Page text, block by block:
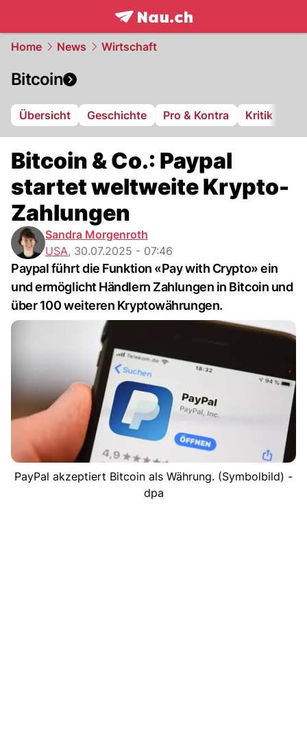
frontpage.NAU.ch
Home News Wirtschaft
Bitcoin
Übersicht Geschichte Pro & Kontra Kritik
Bitcoin & Co.: Paypal
startet weltweite Krypto-
Zahlungen
Sandra Morgenroth
USA, 30.07.2025 - 07:46
Paypal führt die Funktion «Pay with Crypto» ein
und ermöglicht Händlern Zahlungen in Bitcoin und
über 100 weiteren Kryptowährungen.
PayPal akzeptiert Bitcoin als Währung. (Symbolbild) -
dpa